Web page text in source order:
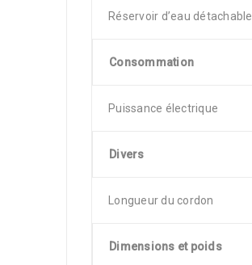
Réservoir d’eau détachable
Consommation
Puissance électrique
Divers
Longueur du cordon
Dimensions et poids